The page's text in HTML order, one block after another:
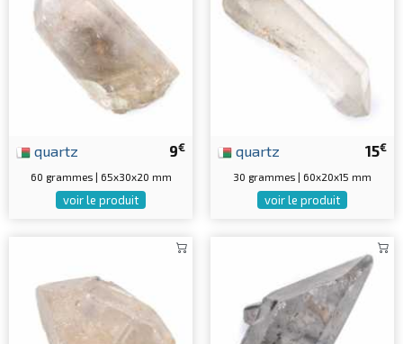
9€
quartz
60 grammes | 65x30x20 mm
voir le produit
15€
quartz
30 grammes | 60x20x15 mm
voir le produit